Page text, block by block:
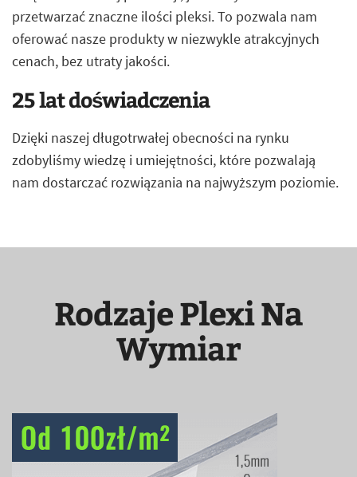
przetwarzać znaczne ilości pleksi. To pozwala nam
oferować nasze produkty w niezwykle atrakcyjnych
cenach, bez utraty jakości.
25 lat doświadczenia
Dzięki naszej długotrwałej obecności na rynku
zdobyliśmy wiedzę i umiejętności, które pozwalają
nam dostarczać rozwiązania na najwyższym poziomie.
Rodzaje Plexi Na
Wymiar